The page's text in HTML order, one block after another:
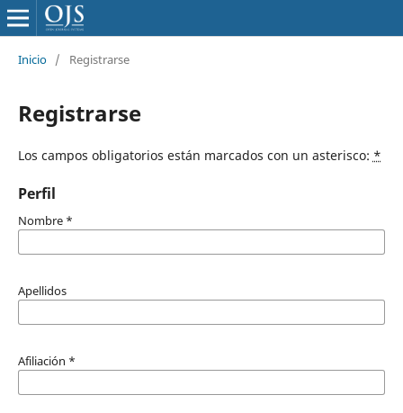
Inicio / Registrarse
Registrarse
Los campos obligatorios están marcados con un asterisco: *
Perfil
Nombre *
Apellidos
Afiliación *